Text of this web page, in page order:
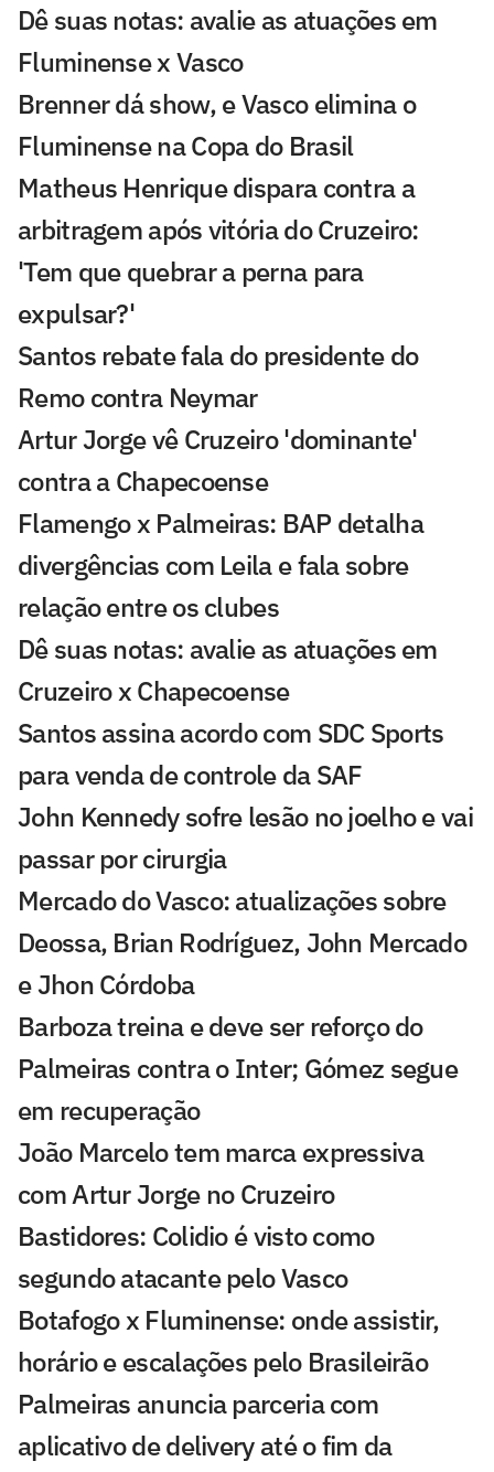
Dê suas notas: avalie as atuações em
Fluminense x Vasco
Brenner dá show, e Vasco elimina o
Fluminense na Copa do Brasil
Matheus Henrique dispara contra a
arbitragem após vitória do Cruzeiro:
'Tem que quebrar a perna para
expulsar?'
Santos rebate fala do presidente do
Remo contra Neymar
Artur Jorge vê Cruzeiro 'dominante'
contra a Chapecoense
Flamengo x Palmeiras: BAP detalha
divergências com Leila e fala sobre
relação entre os clubes
Dê suas notas: avalie as atuações em
Cruzeiro x Chapecoense
Santos assina acordo com SDC Sports
para venda de controle da SAF
John Kennedy sofre lesão no joelho e vai
passar por cirurgia
Mercado do Vasco: atualizações sobre
Deossa, Brian Rodríguez, John Mercado
e Jhon Córdoba
Barboza treina e deve ser reforço do
Palmeiras contra o Inter; Gómez segue
em recuperação
João Marcelo tem marca expressiva
com Artur Jorge no Cruzeiro
Bastidores: Colidio é visto como
segundo atacante pelo Vasco
Botafogo x Fluminense: onde assistir,
horário e escalações pelo Brasileirão
Palmeiras anuncia parceria com
aplicativo de delivery até o fim da